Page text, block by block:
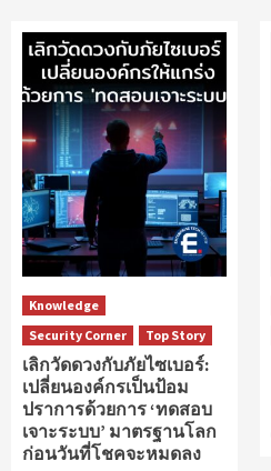
Knowledge
Security Corner
Top Story
เลิกวัดดวงกับภัยไซเบอร์:
เปลี่ยนองค์กรเป็นป้อม
ปราการด้วยการ ‘ทดสอบ
เจาะระบบ’ มาตรฐานโลก
ก่อนวันที่โชคจะหมดลง